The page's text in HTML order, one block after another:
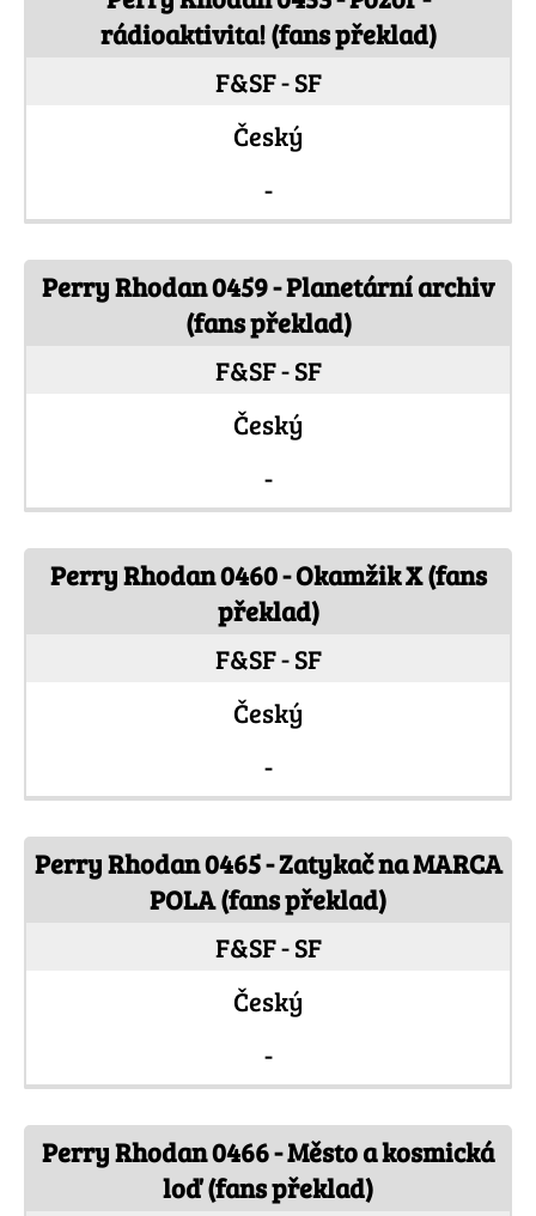
rádioaktivita! (fans překlad)
F&SF - SF
Český
-
Perry Rhodan 0459 - Planetární archiv
(fans překlad)
F&SF - SF
Český
-
Perry Rhodan 0460 - Okamžik X (fans
překlad)
F&SF - SF
Český
-
Perry Rhodan 0465 - Zatykač na MARCA
POLA (fans překlad)
F&SF - SF
Český
-
Perry Rhodan 0466 - Město a kosmická
loď (fans překlad)